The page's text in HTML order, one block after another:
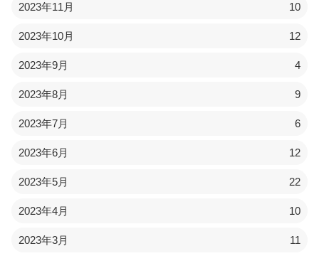
2023年11月 10
2023年10月 12
2023年9月 4
2023年8月 9
2023年7月 6
2023年6月 12
2023年5月 22
2023年4月 10
2023年3月 11